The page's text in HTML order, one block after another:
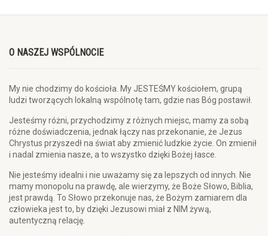
O NASZEJ WSPÓLNOCIE
My nie chodzimy do kościoła. My JESTEŚMY kościołem, grupą
ludzi tworzących lokalną wspólnotę tam, gdzie nas Bóg postawił.
Jesteśmy różni, przychodzimy z różnych miejsc, mamy za sobą
różne doświadczenia, jednak łączy nas przekonanie, że Jezus
Chrystus przyszedł na świat aby zmienić ludzkie życie. On zmienił
i nadal zmienia nasze, a to wszystko dzięki Bożej łasce.
Nie jesteśmy idealni i nie uważamy się za lepszych od innych. Nie
mamy monopolu na prawdę, ale wierzymy, że Boże Słowo, Biblia,
jest prawdą. To Słowo przekonuje nas, że Bożym zamiarem dla
człowieka jest to, by dzięki Jezusowi miał z NIM żywą,
autentyczną relację.